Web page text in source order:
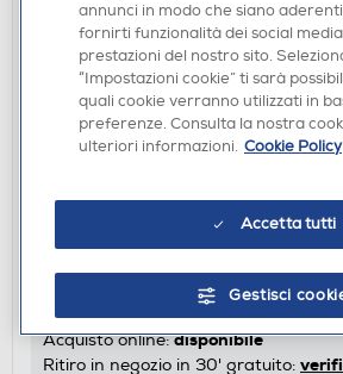
GLEM GAS - Lavello lneare
€ 355,00
Acquisto online:disponibile
Ritiro in negozio in 30' gratuito:
annunci in modo che siano
fornirti funzionalità dei social
prestazioni del nostro sito.
“Impostazioni cookie” ti sarà
quali cookie verranno utilizzati in
preferenze. Consulta la nostra
ulteriori informazioni. Cookie Policy
Accetta tutti
Gestisci